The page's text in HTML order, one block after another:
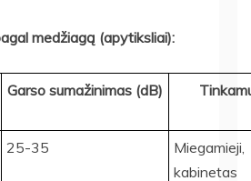
medžiagą (apytiksliai):
Garso sumažinimas (dB)
25-35
Miegamieji,
kabinetas